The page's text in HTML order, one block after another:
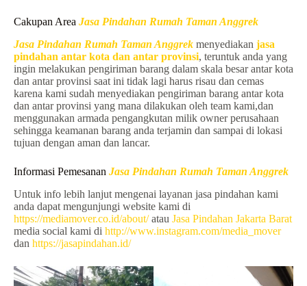
Cakupan Area Jasa Pindahan Rumah Taman Anggrek
Jasa Pindahan Rumah Taman Anggrek menyediakan jasa
pindahan antar kota dan antar provinsi, teruntuk anda yang
ingin melakukan pengiriman barang dalam skala besar antar kota
dan antar provinsi saat ini tidak lagi harus risau dan cemas
karena kami sudah menyediakan pengiriman barang antar kota
dan antar provinsi yang mana dilakukan oleh team kami,dan
menggunakan armada pengangkutan milik owner perusahaan
sehingga keamanan barang anda terjamin dan sampai di lokasi
tujuan dengan aman dan lancar.
Informasi Pemesanan Jasa Pindahan Rumah Taman Anggrek
Untuk info lebih lanjut mengenai layanan jasa pindahan kami
anda dapat mengunjungi website kami di
https://mediamover.co.id/about/atau Jasa Pindahan Jakarta Barat
media social kami di http://www.instagram.com/media_mover
dan https://jasapindahan.id/